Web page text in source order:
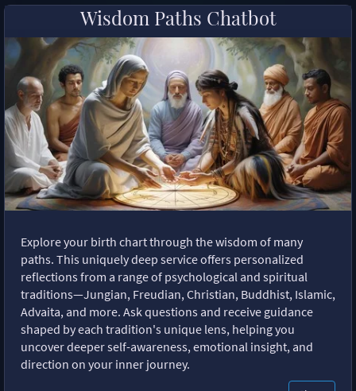
Wisdom Paths Chatbot
Explore your birth chart through the wisdom of many
paths. This uniquely deep service offers personalized
reflections from a range of psychological and spiritual
traditions—Jungian, Freudian, Christian, Buddhist, Islamic,
Advaita, and more. Ask questions and receive guidance
shaped by each tradition's unique lens, helping you
uncover deeper self-awareness, emotional insight, and
direction on your inner journey.